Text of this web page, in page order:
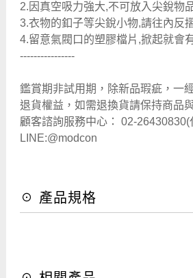
2.因真空吸力強大,不可放入尖銳物
3.衣物的釦子等尖銳小物,請往內反
4.留意氣閥口的塑膠檔片,掀起就會
----------------
鑑賞期非試用期，除新品瑕疵，一
退貨權益，如需退換貨請保持商品
顧客諮詢服務中心： 02-26430830(
LINE:@modcon
☉ 產品規格